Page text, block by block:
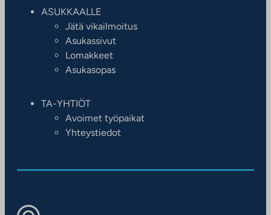
ASUKKAALLE
Jätä vikailmoitus
Asukassivut
Lomakkeet
Asukasopas
TA-YHTIÖT
Avoimet työpaikat
Yhteystiedot